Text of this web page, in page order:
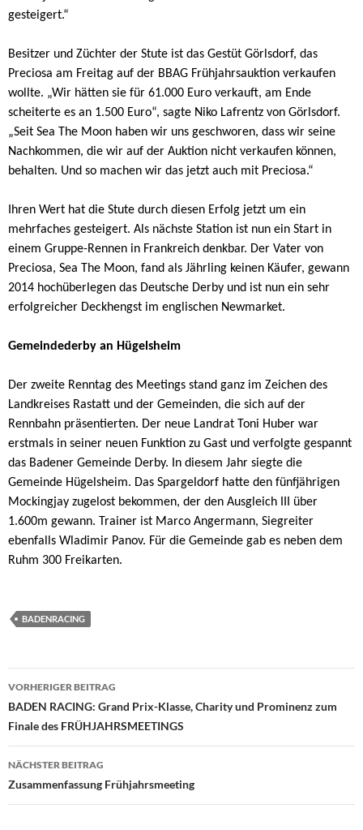
gesteigert.“
Besitzer und Züchter der Stute ist das Gestüt Görlsdorf, das
Preciosa am Freitag auf der BBAG Frühjahrsauktion verkaufen
wollte. „Wir hätten sie für 61.000 Euro verkauft, am Ende
scheiterte es an 1.500 Euro“, sagte Niko Lafrentz von Görlsdorf.
„Seit Sea The Moon haben wir uns geschworen, dass wir seine
Nachkommen, die wir auf der Auktion nicht verkaufen können,
behalten. Und so machen wir das jetzt auch mit Preciosa.“
Ihren Wert hat die Stute durch diesen Erfolg jetzt um ein
mehrfaches gesteigert. Als nächste Station ist nun ein Start in
einem Gruppe-Rennen in Frankreich denkbar. Der Vater von
Preciosa, Sea The Moon, fand als Jährling keinen Käufer, gewann
2014 hochüberlegen das Deutsche Derby und ist nun ein sehr
erfolgreicher Deckhengst im englischen Newmarket.
Gemeindederby an Hügelsheim
Der zweite Renntag des Meetings stand ganz im Zeichen des
Landkreises Rastatt und der Gemeinden, die sich auf der
Rennbahn präsentierten. Der neue Landrat Toni Huber war
erstmals in seiner neuen Funktion zu Gast und verfolgte gespannt
das Badener Gemeinde Derby. In diesem Jahr siegte die
Gemeinde Hügelsheim. Das Spargeldorf hatte den fünfjährigen
Mockingjay zugelost bekommen, der den Ausgleich III über
1.600m gewann. Trainer ist Marco Angermann, Siegreiter
ebenfalls Wladimir Panov. Für die Gemeinde gab es neben dem
Ruhm 300 Freikarten.
BADENRACING
Beitragsnavigation
VORHERIGER BEITRAG
BADEN RACING: Grand Prix-Klasse, Charity und Prominenz zum
Finale des FRÜHJAHRSMEETINGS
NÄCHSTER BEITRAG
Zusammenfassung Frühjahrsmeeting